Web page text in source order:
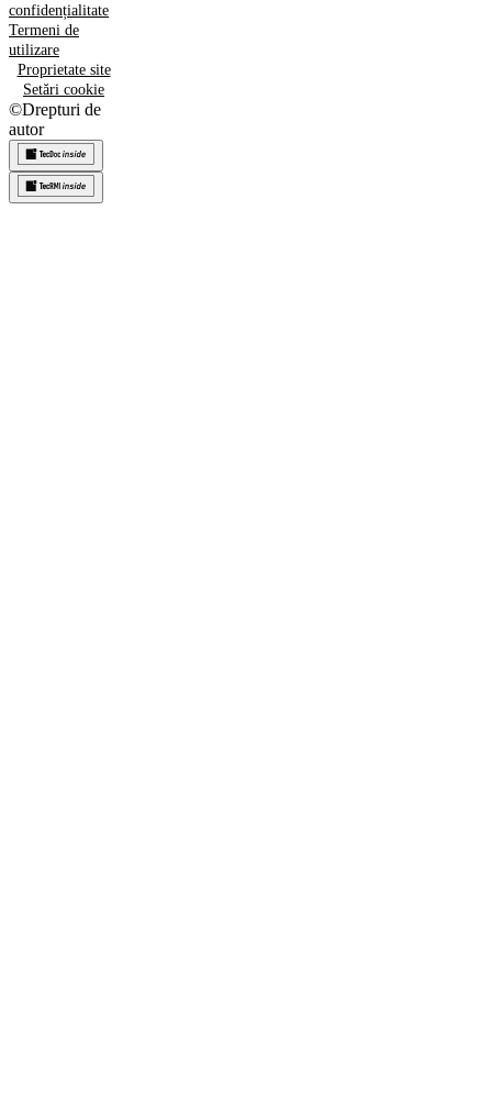
confidențialitate
Termeni de
utilizare
Proprietate site
Setări cookie
©Drepturi de
autor